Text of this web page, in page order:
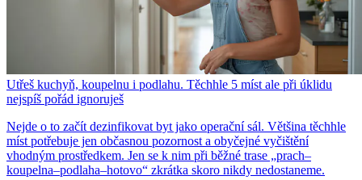
Utřeš kuchyň, koupelnu i podlahu. Těchhle 5 míst ale při úklidu
nejspíš pořád ignoruješ
Nejde o to začít dezinfikovat byt jako operační sál. Většina těchhle
míst potřebuje jen občasnou pozornost a obyčejné vyčištění
vhodným prostředkem. Jen se k nim při běžné trase „prach–
koupelna–podlaha–hotovo“ zkrátka skoro nikdy nedostaneme.